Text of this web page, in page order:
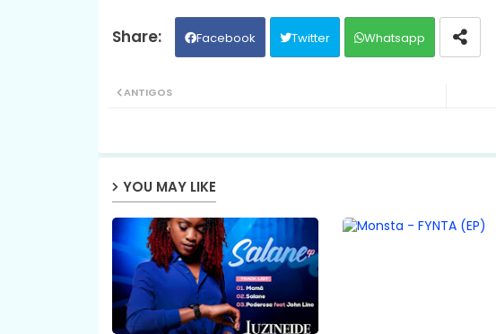
Facebook Twitter Whatsapp
ANTIGOS
YOU MAY LIKE